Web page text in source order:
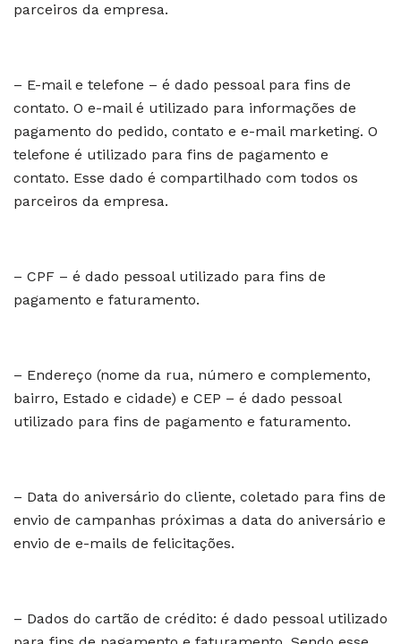
parceiros da empresa.
– E-mail e telefone – é dado pessoal para fins de
contato. O e-mail é utilizado para informações de
pagamento do pedido, contato e e-mail marketing. O
telefone é utilizado para fins de pagamento e
contato. Esse dado é compartilhado com todos os
parceiros da empresa.
– CPF – é dado pessoal utilizado para fins de
pagamento e faturamento.
– Endereço (nome da rua, número e complemento,
bairro, Estado e cidade) e CEP – é dado pessoal
utilizado para fins de pagamento e faturamento.
– Data do aniversário do cliente, coletado para fins de
envio de campanhas próximas a data do aniversário e
envio de e-mails de felicitações.
– Dados do cartão de crédito: é dado pessoal utilizado